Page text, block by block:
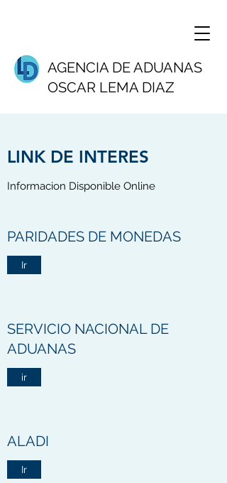
AGENCIA DE ADUANAS
OSCAR LEMA DIAZ
LINK DE INTERES
Informacion Disponible Online
PARIDADES DE MONEDAS
Ir
SERVICIO NACIONAL DE
ADUANAS
ir
ALADI
Ir